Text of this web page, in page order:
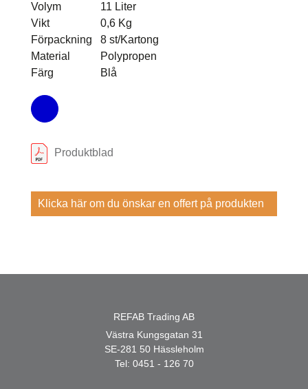
Volym
11 Liter
Vikt
0,6 Kg
Förpackning
8 st/Kartong
Material
Polypropen
Färg
Blå
Produktblad
Klicka här om du önskar en offert på produkten
REFAB Trading AB
Västra Kungsgatan 31
SE-281 50 Hässleholm
Tel: 0451 - 126 70